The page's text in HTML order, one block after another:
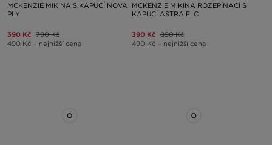
MCKENZIE MIKINA S KAPUCÍ NOVA
PLY
390 Kč 790 Kč
490 Kč – nejnižší cena
MCKENZIE MIKINA ROZEPÍNACÍ S
KAPUCÍ ASTRA FLC
390 Kč 890 Kč
490 Kč – nejnižší cena